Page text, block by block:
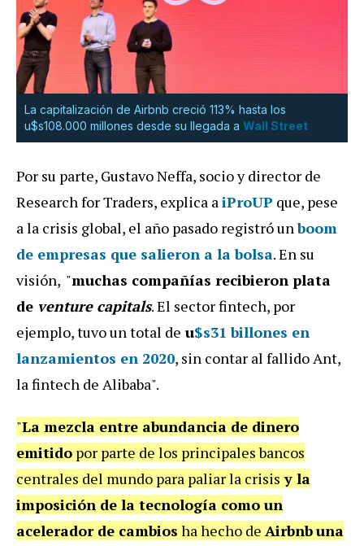
La capitalización de Airbnb creció 113% hasta los
u$s108.000 millones desde su llegada a Wall Street
Por su parte, Gustavo Neffa, socio y director de
Research for Traders, explica aiProUP que, pese
a la crisis global, el año pasado registró unboom
de empresas que salieron a la bolsa. En su
visión, "muchas compañías recibieron plata
de venture capitals. El sector fintech, por
ejemplo, tuvo un total de u$s31 billones en
lanzamientos en 2020, sin contar al fallido Ant,
la fintech de Alibaba".
"La mezcla entre abundancia de dinero
emitido por parte de los principales bancos
centrales del mundo para paliar la crisis y la
imposición de la tecnología como un
acelerador de cambios ha hecho de Airbnbuna